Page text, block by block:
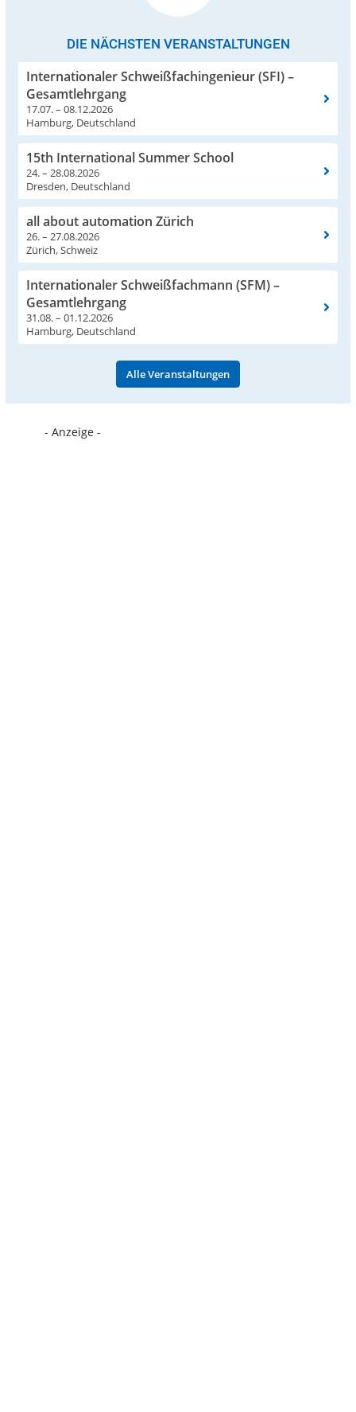
DIE NÄCHSTEN VERANSTALTUNGEN
Internationaler Schweißfachingenieur (SFI) –
Gesamtlehrgang
17.07. – 08.12.2026
Hamburg, Deutschland
15th International Summer School
24. – 28.08.2026
Dresden, Deutschland
all about automation Zürich
26. – 27.08.2026
Zürich, Schweiz
Internationaler Schweißfachmann (SFM) –
Gesamtlehrgang
31.08. – 01.12.2026
Hamburg, Deutschland
Alle Veranstaltungen
- Anzeige -